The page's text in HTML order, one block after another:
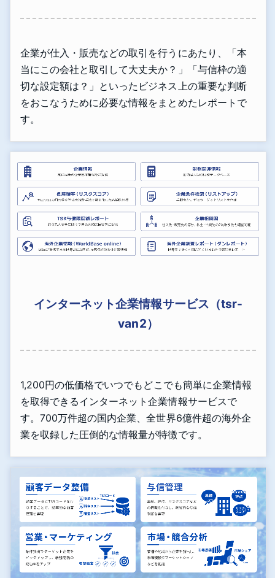
企業が仕入・販売などの取引を行うにあたり、「本
当にこの会社と取引して大丈夫か？」「与信枠の適
切な設定額は？」といったビジネス上の重要な判断
をおこなうために必要な情報をまとめたレポートで
す。
インターネット企業情報サービス（tsr-
van2）
1,200円の低価格でいつでもどこでも簡単に企業情報
を取得できるインターネット企業情報サービスで
す。700万件超の国内企業、全世界6億件超の海外企
業を収録した圧倒的な情報量が特徴です。